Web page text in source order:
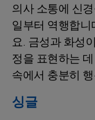
의사 소통에 신
일부터 역행합
요. 금성과 화성
정을 표현하는
속에서 충분히
싱글